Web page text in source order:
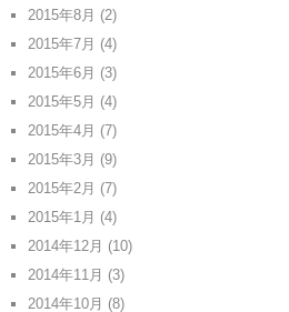
2015年8月 (2)
2015年7月 (4)
2015年6月 (3)
2015年5月 (4)
2015年4月 (7)
2015年3月 (9)
2015年2月 (7)
2015年1月 (4)
2014年12月 (10)
2014年11月 (3)
2014年10月 (8)